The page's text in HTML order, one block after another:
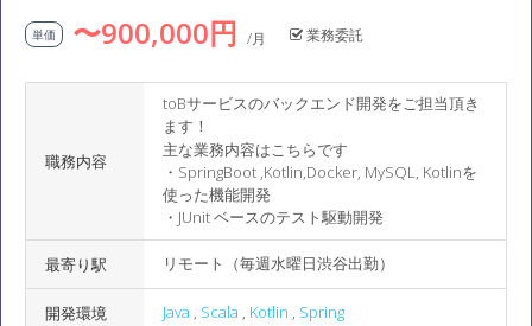
単価 〜900,000円 /月 業務委託
職務内容
toBサービスのバックエンド開発をご担当頂き
ます！
主な業務内容はこちらです
・SpringBoot ,Kotlin,Docker, MySQL, Kotlinを
使った機能開発
・JUnit ベースのテスト駆動開発
最寄り駅 リモート（毎週水曜日渋谷出勤）
開発環境 Java , Scala , Kotlin , Spring